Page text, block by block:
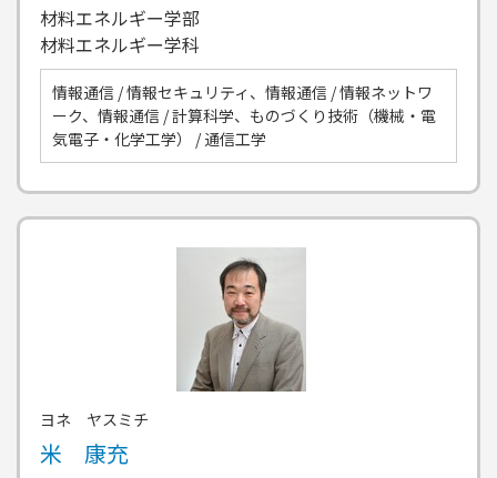
材料エネルギー学部
材料エネルギー学科
情報通信 / 情報セキュリティ、情報通信 / 情報ネットワ
ーク、情報通信 / 計算科学、ものづくり技術（機械・電
気電子・化学工学） / 通信工学
ヨネ ヤスミチ
米 康充